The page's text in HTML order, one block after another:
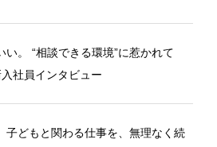
。 “相談できる環境”に惹かれて
社員インタビュー
子どもと関わる仕事を、無理なく続